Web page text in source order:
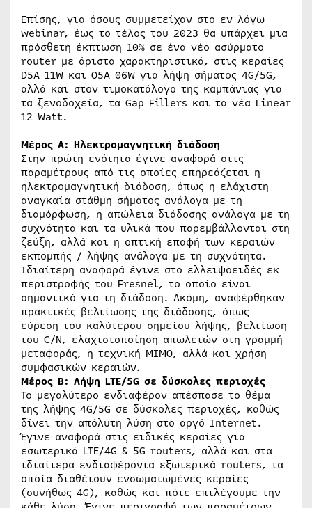
Επίσης, για όσους συμμετείχαν στο εν λόγω
webinar, έως το τέλος του 2023 θα υπάρχει μια
πρόσθετη έκπτωση 10% σε ένα νέο ασύρματο
router με άριστα χαρακτηριστικά, στις κεραίες
D5A 11W και O5A 06W για λήψη σήματος 4G/5G,
αλλά και στον τιμοκατάλογο της καμπάνιας για
τα ξενοδοχεία, τα Gap Fillers και τα νέα Linear
12 Watt.
Μέρος Α: Ηλεκτρομαγνητική διάδοση
Στην πρώτη ενότητα έγινε αναφορά στις
παραμέτρους από τις οποίες επηρεάζεται η
ηλεκτρομαγνητική διάδοση, όπως η ελάχιστη
αναγκαία στάθμη σήματος ανάλογα με τη
διαμόρφωση, η απώλεια διάδοσης ανάλογα με τη
συχνότητα και τα υλικά που παρεμβάλλονται στη
ζεύξη, αλλά και η οπτική επαφή των κεραιών
εκπομπής / λήψης ανάλογα με τη συχνότητα.
Ιδιαίτερη αναφορά έγινε στο ελλειψοειδές εκ
περιστροφής του Fresnel, το οποίο είναι
σημαντικό για τη διάδοση. Ακόμη, αναφέρθηκαν
πρακτικές βελτίωσης της διάδοσης, όπως
εύρεση του καλύτερου σημείου λήψης, βελτίωση
του C/N, ελαχιστοποίηση απωλειών στη γραμμή
μεταφοράς, η τεχνική MIMO, αλλά και χρήση
συμφασικών κεραιών.
Μέρος Β: Λήψη LTE/5G σε δύσκολες περιοχές
Το μεγαλύτερο ενδιαφέρον απέσπασε το θέμα
της λήψης 4G/5G σε δύσκολες περιοχές, καθώς
δίνει την απόλυτη λύση στο αργό Internet.
Έγινε αναφορά στις ειδικές κεραίες για
εσωτερικά LTE/4G & 5G routers, αλλά και στα
ιδιαίτερα ενδιαφέροντα εξωτερικά routers, τα
οποία διαθέτουν ενσωματωμένες κεραίες
(συνήθως 4G), καθώς και πότε επιλέγουμε την